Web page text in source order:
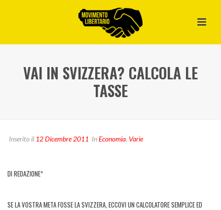
VAI IN SVIZZERA? CALCOLA LE
TASSE
Inserito il 12 Dicembre 2011 InEconomia, Varie
DI REDAZIONE*
SE LA VOSTRA META FOSSE LA SVIZZERA, ECCOVI UN CALCOLATORE SEMPLICE ED